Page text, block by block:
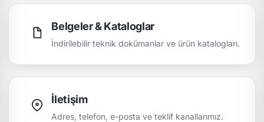
Belgeler & Kataloglar
İndirilebilir teknik dokümanlar ve ürün katalogları.
İletişim
Adres, telefon, e-posta ve teklif kanallarımız.